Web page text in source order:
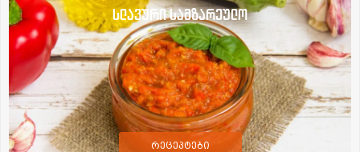
სლავური სამზარეულო
რეცეპტები